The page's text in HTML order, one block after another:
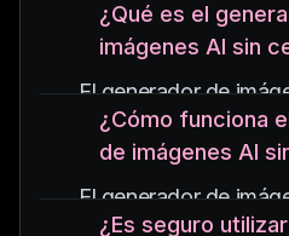
¿Qué es el
imágenes AI sin
El generador de
censura es una
de inteligencia
imágenes realistas y
censura.
¿Cómo funciona
de imágenes AI
El generador de
censura utiliza
¿Es seguro